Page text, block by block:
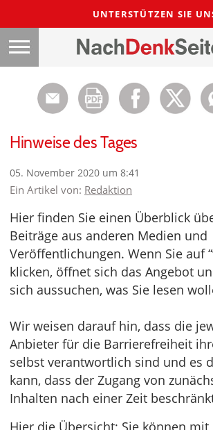
UNTERSTÜTZEN SIE
Hinweise des Tages
05. November 2020 um 8:41
Ein Artikel von: Redaktion
Hier finden Sie einen Überblick
Beiträge aus anderen Medien und
Veröffentlichungen. Wenn Sie auf
klicken, öffnet sich das Angebot
sich aussuchen, was Sie lesen
Wir weisen darauf hin, dass die
Anbieter für die Barrierefreiheit
selbst verantwortlich sind und es
kann, dass der Zugang von
Inhalten nach einer Zeit
Hier die Übersicht; Sie können